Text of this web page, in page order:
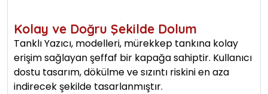
Kolay ve Doğru Şekilde Dolum
Tanklı Yazıcı, modelleri, mürekkep tankına kolay
erişim sağlayan şeffaf bir kapağa sahiptir. Kullanıcı
dostu tasarım, dökülme ve sızıntı riskini en aza
indirecek şekilde tasarlanmıştır.